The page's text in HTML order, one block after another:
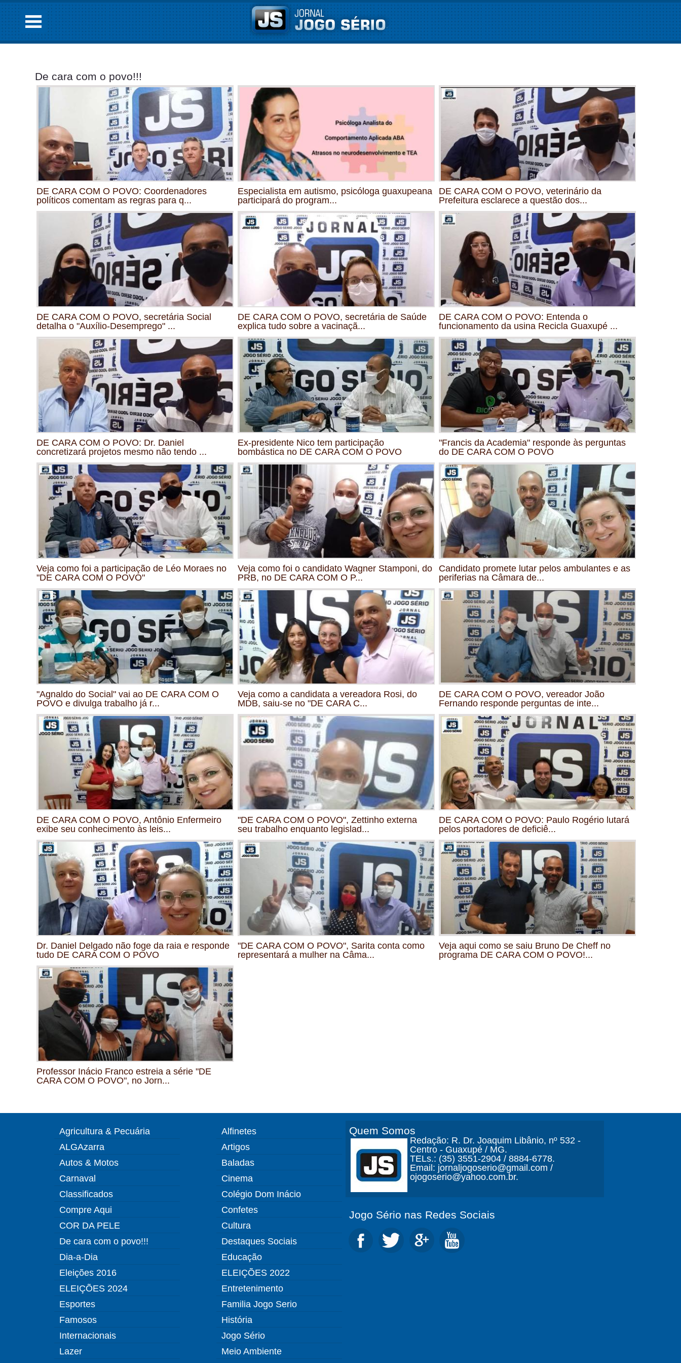
De cara com o povo!!!
DE CARA COM O POVO: Coordenadores
políticos comentam as regras para q...
Especialista em autismo, psicóloga guaxupeana
participará do program...
DE CARA COM O POVO, veterinário da
Prefeitura esclarece a questão dos...
DE CARA COM O POVO, secretária Social
detalha o "Auxílio-Desemprego" ...
DE CARA COM O POVO, secretária de Saúde
explica tudo sobre a vacinaçã...
DE CARA COM O POVO: Entenda o
funcionamento da usina Recicla Guaxupé ...
DE CARA COM O POVO: Dr. Daniel
concretizará projetos mesmo não tendo ...
Ex-presidente Nico tem participação
bombástica no DE CARA COM O POVO
"Francis da Academia" responde às perguntas
do DE CARA COM O POVO
Veja como foi a participação de Léo Moraes no
"DE CARA COM O POVO"
Veja como foi o candidato Wagner Stamponi, do
PRB, no DE CARA COM O P...
Candidato promete lutar pelos ambulantes e as
periferias na Câmara de...
"Agnaldo do Social" vai ao DE CARA COM O
POVO e divulga trabalho já r...
Veja como a candidata a vereadora Rosi, do
MDB, saiu-se no "DE CARA C...
DE CARA COM O POVO, vereador João
Fernando responde perguntas de inte...
DE CARA COM O POVO, Antônio Enfermeiro
exibe seu conhecimento às leis...
"DE CARA COM O POVO", Zettinho externa
seu trabalho enquanto legislad...
DE CARA COM O POVO: Paulo Rogério lutará
pelos portadores de deficiê...
Dr. Daniel Delgado não foge da raia e responde
tudo DE CARA COM O POVO
"DE CARA COM O POVO", Sarita conta como
representará a mulher na Câma...
Veja aqui como se saiu Bruno De Cheff no
programa DE CARA COM O POVO!...
Professor Inácio Franco estreia a série "DE
CARA COM O POVO", no Jorn...
Agricultura & Pecuária
ALGAzarra
Autos & Motos
Carnaval
Classificados
Compre Aqui
COR DA PELE
De cara com o povo!!!
Dia-a-Dia
Eleições 2016
ELEIÇÕES 2024
Esportes
Famosos
Internacionais
Lazer
Alfinetes
Artigos
Baladas
Cinema
Colégio Dom Inácio
Confetes
Cultura
Destaques Sociais
Educação
ELEIÇÕES 2022
Entretenimento
Familia Jogo Serio
História
Jogo Sério
Meio Ambiente
Quem Somos
Redação: R. Dr. Joaquim Libânio, nº 532 -
Centro - Guaxupé / MG.
TELs.: (35) 3551-2904 / 8884-6778.
Email: jornaljogoserio@gmail.com /
ojogoserio@yahoo.com.br.
Jogo Sério nas Redes Sociais